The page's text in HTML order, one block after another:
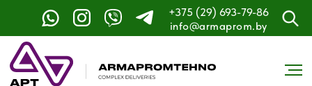
+375 (29) 693-79-86
info@armaprom.by
Контактный телефон: +375 (29) 693-79-86